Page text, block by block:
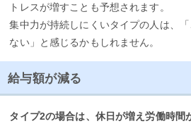
トレスが増すことも予想されます。
集中力が持続しにくいタイプの人は、
ない」と感じるかもしれません。
給与額が減る
タイプ2の場合は、休日が増え労働時間